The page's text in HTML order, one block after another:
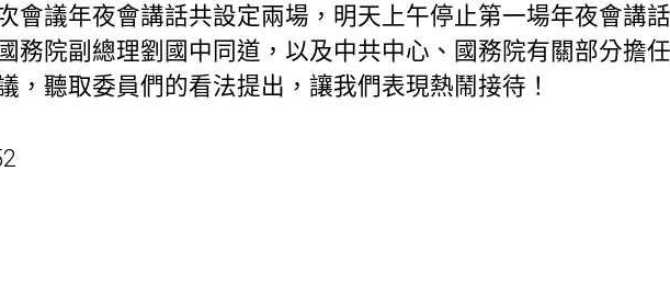
會議年夜會講話共設定兩場，明天上午停止第一場年夜會講
務院副總理劉國中同道，以及中共中心、國務院有關部分擔任
，聽取委員們的看法提出，讓我們表現熱鬧接待！